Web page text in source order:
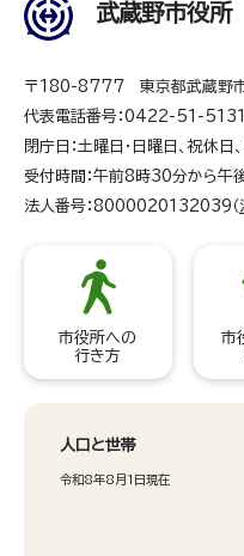
武蔵野市役所
〒180-8777 東京都武蔵野
代表電話番号：0422-51-5131
閉庁日：土曜日・日曜日、祝休
受付時間：午前8時30分から午
法人番号：8000020132039（
市役所への
行き方
市
人口と世帯
令和8年8月1日現在